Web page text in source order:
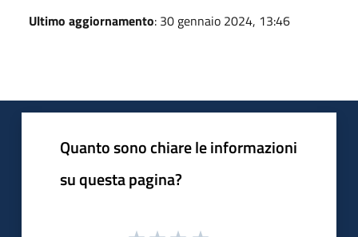
Ultimo aggiornamento: 30 gennaio 2024, 13:46
Quanto sono chiare le informazioni
su questa pagina?